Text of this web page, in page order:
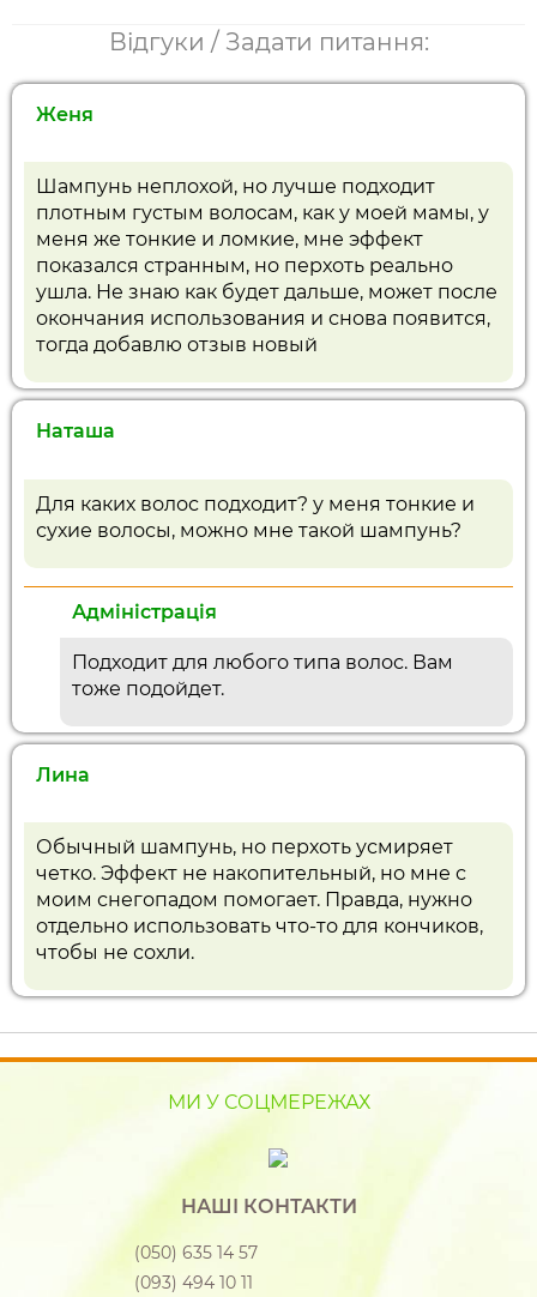
Відгуки / Задати питання:
Женя
Шампунь неплохой, но лучше подходит
плотным густым волосам, как у моей мамы, у
меня же тонкие и ломкие, мне эффект
показался странным, но перхоть реально
ушла. Не знаю как будет дальше, может после
окончания использования и снова появится,
тогда добавлю отзыв новый
Наташа
Для каких волос подходит? у меня тонкие и
сухие волосы, можно мне такой шампунь?
Адміністрація
Подходит для любого типа волос. Вам
тоже подойдет.
Лина
Обычный шампунь, но перхоть усмиряет
четко. Эффект не накопительный, но мне с
моим снегопадом помогает. Правда, нужно
отдельно использовать что-то для кончиков,
чтобы не сохли.
МИ У СОЦМЕРЕЖАХ
НАШІ КОНТАКТИ
(050) 635 14 57
(093) 494 10 11